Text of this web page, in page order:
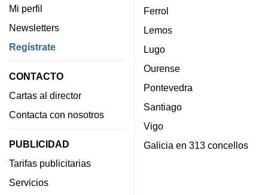
Mi perfil
Newsletters
Regístrate
CONTACTO
Cartas al director
Contacta con nosotros
PUBLICIDAD
Tarifas publicitarias
Servicios
Ferrol
Lemos
Lugo
Ourense
Pontevedra
Santiago
Vigo
Galicia en 313 concellos